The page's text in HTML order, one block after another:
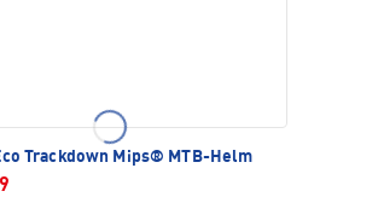
Trackdown Mips® MTB-Helm